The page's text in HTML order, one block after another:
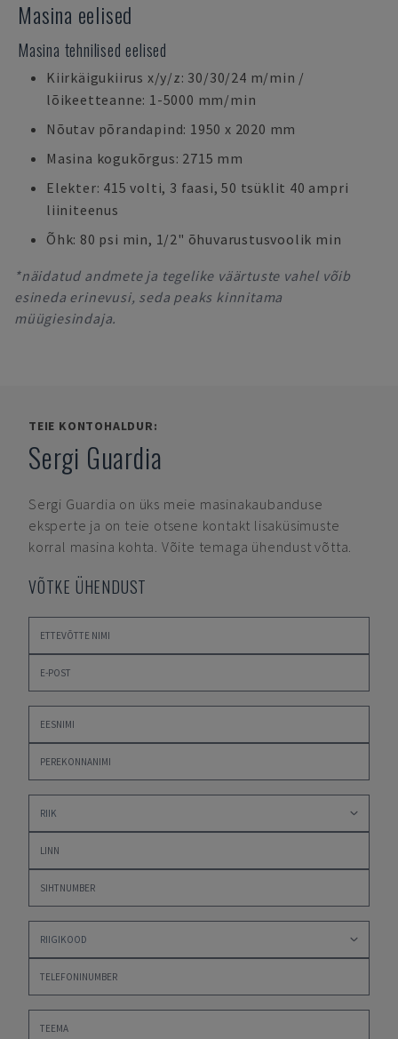
Masina eelised
Masina tehnilised eelised
Kiirkäigukiirus x/y/z: 30/30/24 m/min /
lõikeetteanne: 1-5000 mm/min
Nõutav põrandapind: 1950 x 2020 mm
Masina kogukõrgus: 2715 mm
Elekter: 415 volti, 3 faasi, 50 tsüklit 40 ampri
liiniteenus
Õhk: 80 psi min, 1/2" õhuvarustusvoolik min
*näidatud andmete ja tegelike väärtuste vahel võib
esineda erinevusi, seda peaks kinnitama
müügiesindaja.
TEIE KONTOHALDUR:
Sergi Guardia
Sergi Guardia on üks meie masinakaubanduse
eksperte ja on teie otsene kontakt lisaküsimuste
korral masina kohta. Võite temaga ühendust võtta.
VÕTKE ÜHENDUST